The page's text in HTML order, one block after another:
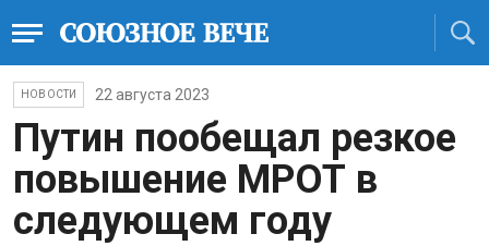
НОВОСТИ 22 августа 2023
Путин пообещал резкое
повышение МРОТ в
следующем году